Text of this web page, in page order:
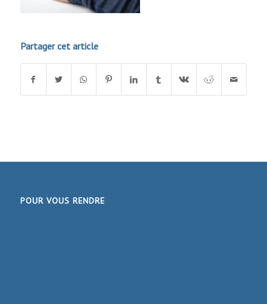
Partager cet article
POUR VOUS RENDRE